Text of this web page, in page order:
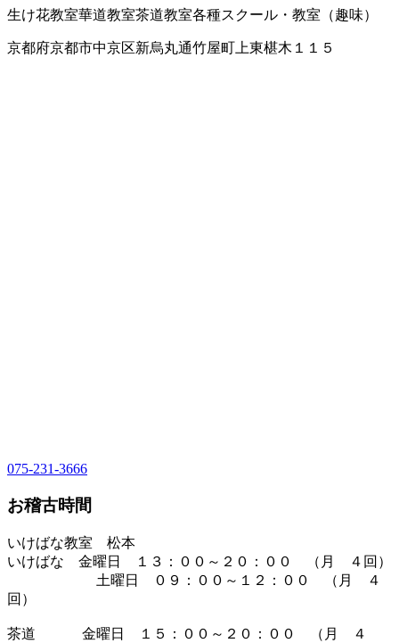
生け花教室華道教室茶道教室各種スクール・教室（趣味）
京都府京都市中京区新烏丸通竹屋町上東椹木１１５
075-231-3666
お稽古時間
いけばな教室 松本
いけばな 金曜日 １３：００～２０：００ （月 ４回）
土曜日 ０９：００～１２：００ （月 ４
回）
茶道 金曜日 １５：００～２０：００ （月 ４